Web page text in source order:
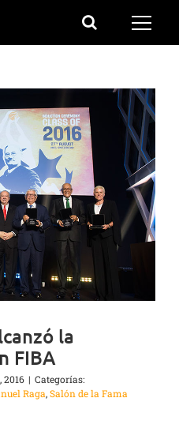
la
FIBA
2016 | Categorías:
Raga,Salón de la Fama